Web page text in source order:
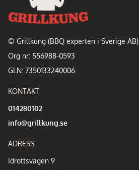
© Grillkung (BBQ experten i Sverige AB)
Org nr: 556988-0593
GLN: 7350133240006
KONTAKT
014280102
info@grillkung.se
ADRESS
Idrottsvägen 9